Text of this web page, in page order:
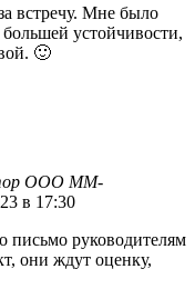
встречу. Мне было
устойчивости,
🙂
ООО ММ-
в 17:30
письмо руководителям
они ждут оценку,